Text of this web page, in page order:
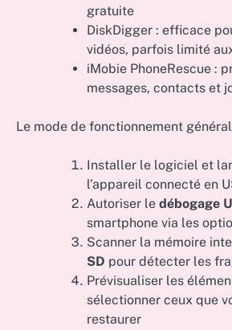
gratuite
DiskDigger : efficace
vidéos, parfois limité
iMobie PhoneRescue :
messages, contacts et
Le mode de fonctionnement
Installer le logiciel et
l’appareil connecté en
Autoriser le débogage
smartphone via les
Scanner la mémoire
SD pour détecter les
Prévisualiser les
sélectionner ceux que
restaurer